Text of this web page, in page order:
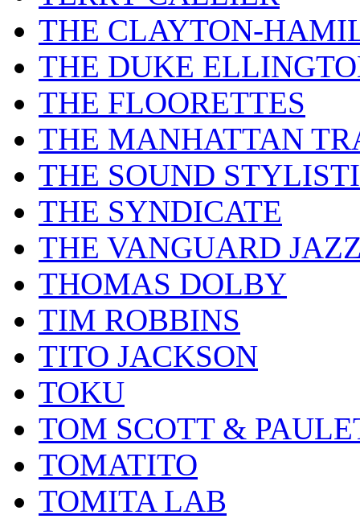
THE CLAYTON-
THE DUKE
THE FLOORETTES
THE MANHATTAN
THE SOUND
THE SYNDICATE
THE VANGUARD
THOMAS DOLBY
TIM ROBBINS
TITO JACKSON
TOKU
TOM SCOTT &
TOMATITO
TOMITA LAB